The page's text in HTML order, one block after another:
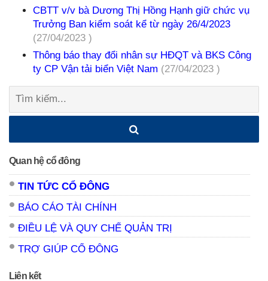
CBTT v/v bà Dương Thị Hồng Hạnh giữ chức vụ
Trưởng Ban kiểm soát kể từ ngày 26/4/2023
(27/04/2023 )
Thông báo thay đổi nhân sự HĐQT và BKS Công
ty CP Vận tải biển Việt Nam (27/04/2023 )
Tìm
Quan hệ cổ đông
TIN TỨC CỔ ĐÔNG
BÁO CÁO TÀI CHÍNH
ĐIỀU LỆ VÀ QUY CHẾ QUẢN TRỊ
TRỢ GIÚP CỔ ĐÔNG
Liên kết